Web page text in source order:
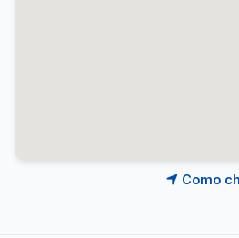
Como